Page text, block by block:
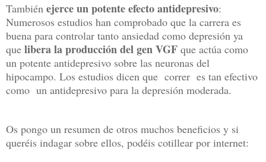
También ejerce un potente efecto antidepresivo:
Numerosos estudios han comprobado que la carrera es
buena para controlar tanto ansiedad como depresión ya
que libera la producción del gen VGF que actúa como
un potente antidepresivo sobre las neuronas del
hipocampo. Los estudios dicen que correr es tan efectivo
como un antidepresivo para la depresión moderada.
Os pongo un resumen de otros muchos beneficios y si
queréis indagar sobre ellos, podéis cotillear por internet: